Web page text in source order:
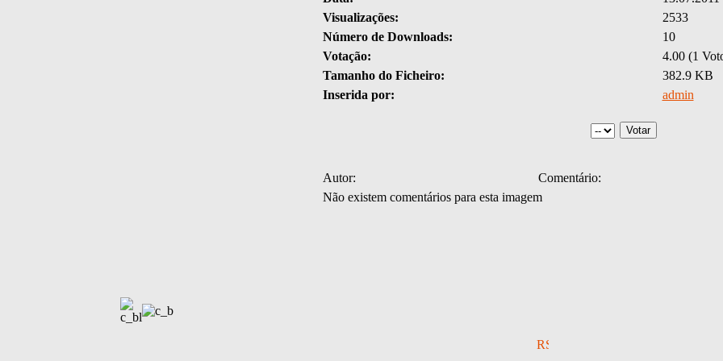
Visualizações:
2533
Número de Downloads:
10
Votação:
4.00 (1
Tamanho do Ficheiro:
382.9 KB
Inserida por:
admin
Autor:
Comentário:
Não existem comentários para esta imagem